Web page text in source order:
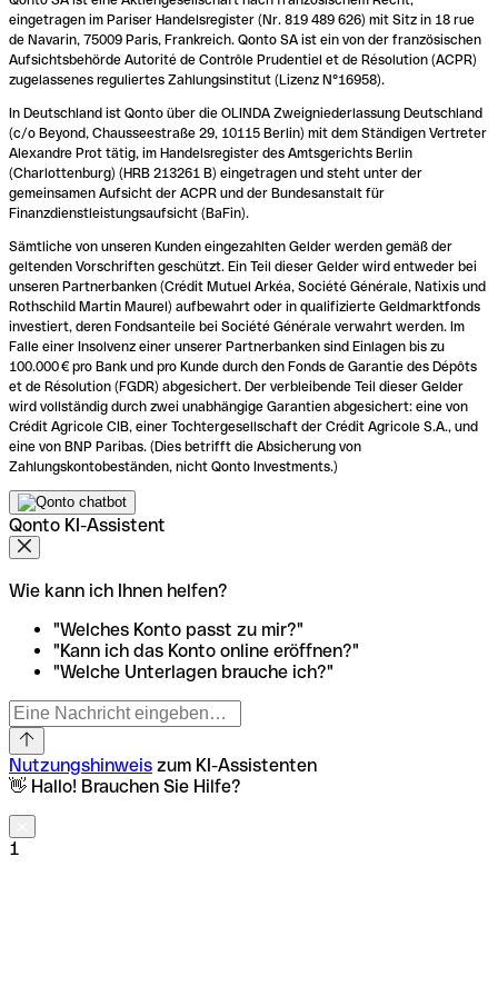
eingetragen im Pariser Handelsregister (Nr. 819 489 626) mit Sitz in 18 rue
de Navarin, 75009 Paris, Frankreich. Qonto SA ist ein von der französischen
Aufsichtsbehörde Autorité de Contrôle Prudentiel et de Résolution (ACPR)
zugelassenes reguliertes Zahlungsinstitut (Lizenz N°16958).
In Deutschland ist Qonto über die OLINDA Zweigniederlassung Deutschland
(c/o Beyond, Chausseestraße 29, 10115 Berlin) mit dem Ständigen Vertreter
Alexandre Prot tätig, im Handelsregister des Amtsgerichts Berlin
(Charlottenburg) (HRB 213261 B) eingetragen und steht unter der
gemeinsamen Aufsicht der ACPR und der Bundesanstalt für
Finanzdienstleistungsaufsicht (BaFin).
Sämtliche von unseren Kunden eingezahlten Gelder werden gemäß der
geltenden Vorschriften geschützt. Ein Teil dieser Gelder wird entweder bei
unseren Partnerbanken (Crédit Mutuel Arkéa, Société Générale, Natixis und
Rothschild Martin Maurel) aufbewahrt oder in qualifizierte Geldmarktfonds
investiert, deren Fondsanteile bei Société Générale verwahrt werden. Im
Falle einer Insolvenz einer unserer Partnerbanken sind Einlagen bis zu
100.000 € pro Bank und pro Kunde durch den Fonds de Garantie des Dépôts
et de Résolution (FGDR) abgesichert. Der verbleibende Teil dieser Gelder
wird vollständig durch zwei unabhängige Garantien abgesichert: eine von
Crédit Agricole CIB, einer Tochtergesellschaft der Crédit Agricole S.A., und
eine von BNP Paribas. (Dies betrifft die Absicherung von
Zahlungskontobeständen, nicht Qonto Investments.)
Qonto KI-Assistent
Wie kann ich Ihnen helfen?
"Welches Konto passt zu mir?"
"Kann ich das Konto online eröffnen?"
"Welche Unterlagen brauche ich?"
Nutzungshinweis zum KI-Assistenten
👋 Hallo! Brauchen Sie Hilfe?
1